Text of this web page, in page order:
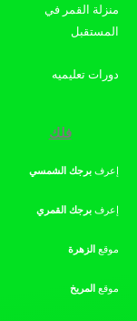
منزلة القمر في
المستقبل
دورات تعليميه
فلك
إعرف برجك الشمسي
إعرف برجك القمري
موقع الزهرة
موقع المريخ